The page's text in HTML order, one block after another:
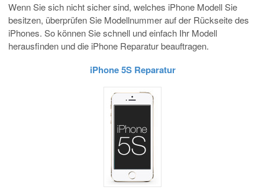
Wenn Sie sich nicht sicher sind, welches iPhone Modell Sie
besitzen, überprüfen Sie Modellnummer auf der Rückseite des
iPhones. So können Sie schnell und einfach Ihr Modell
herausfinden und die iPhone Reparatur beauftragen.
iPhone 5S Reparatur